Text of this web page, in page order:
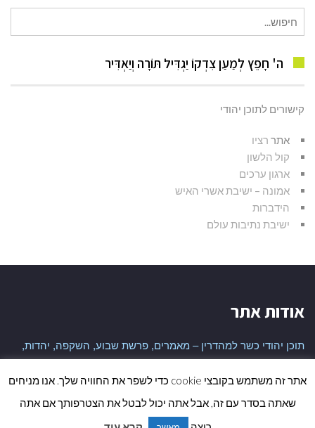
עבור:
ה' חָפֵץ לְמַעַן צִדְקוֹ יַגְדִּיל תּוֹרָה וְיַאְדִּיר
קישורים לתוכן יהודי
אתר רציו
קול הלשון
ארגון ערכים
אמונה – ישיבת אשרי האיש
הידברות
ישיבת נתיבות עולם
אודות אתר
תוכן יהודי כשר למהדרין – מאמרים, פרשת שבוע, השקפה, יהדות,
היסטוריה יהודית ועוד
כל הזכויות שמורות לאתר
אתר זה משתמש בקובצי cookie כדי לשפר את החוויה שלך. אנו מניחים
שאתה בסדר עם זה, אבל אתה יכול לבטל את הצטרפותך אם אתה